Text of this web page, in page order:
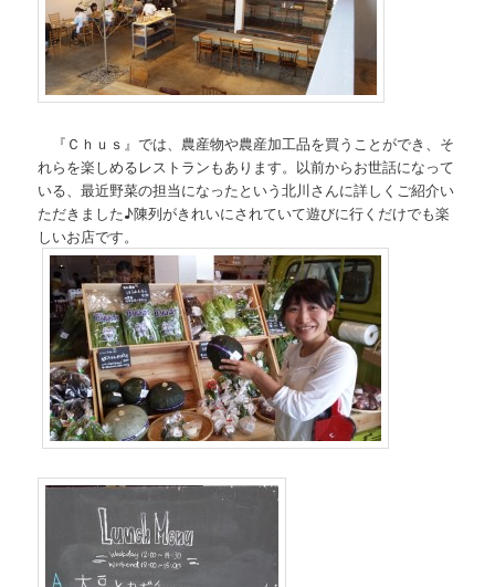
『Ｃｈｕｓ』では、農産物や農産加工品を買うことができ、そ
れらを楽しめるレストランもあります。以前からお世話になって
いる、最近野菜の担当になったという北川さんに詳しくご紹介い
ただきました♪陳列がきれいにされていて遊びに行くだけでも楽
しいお店です。